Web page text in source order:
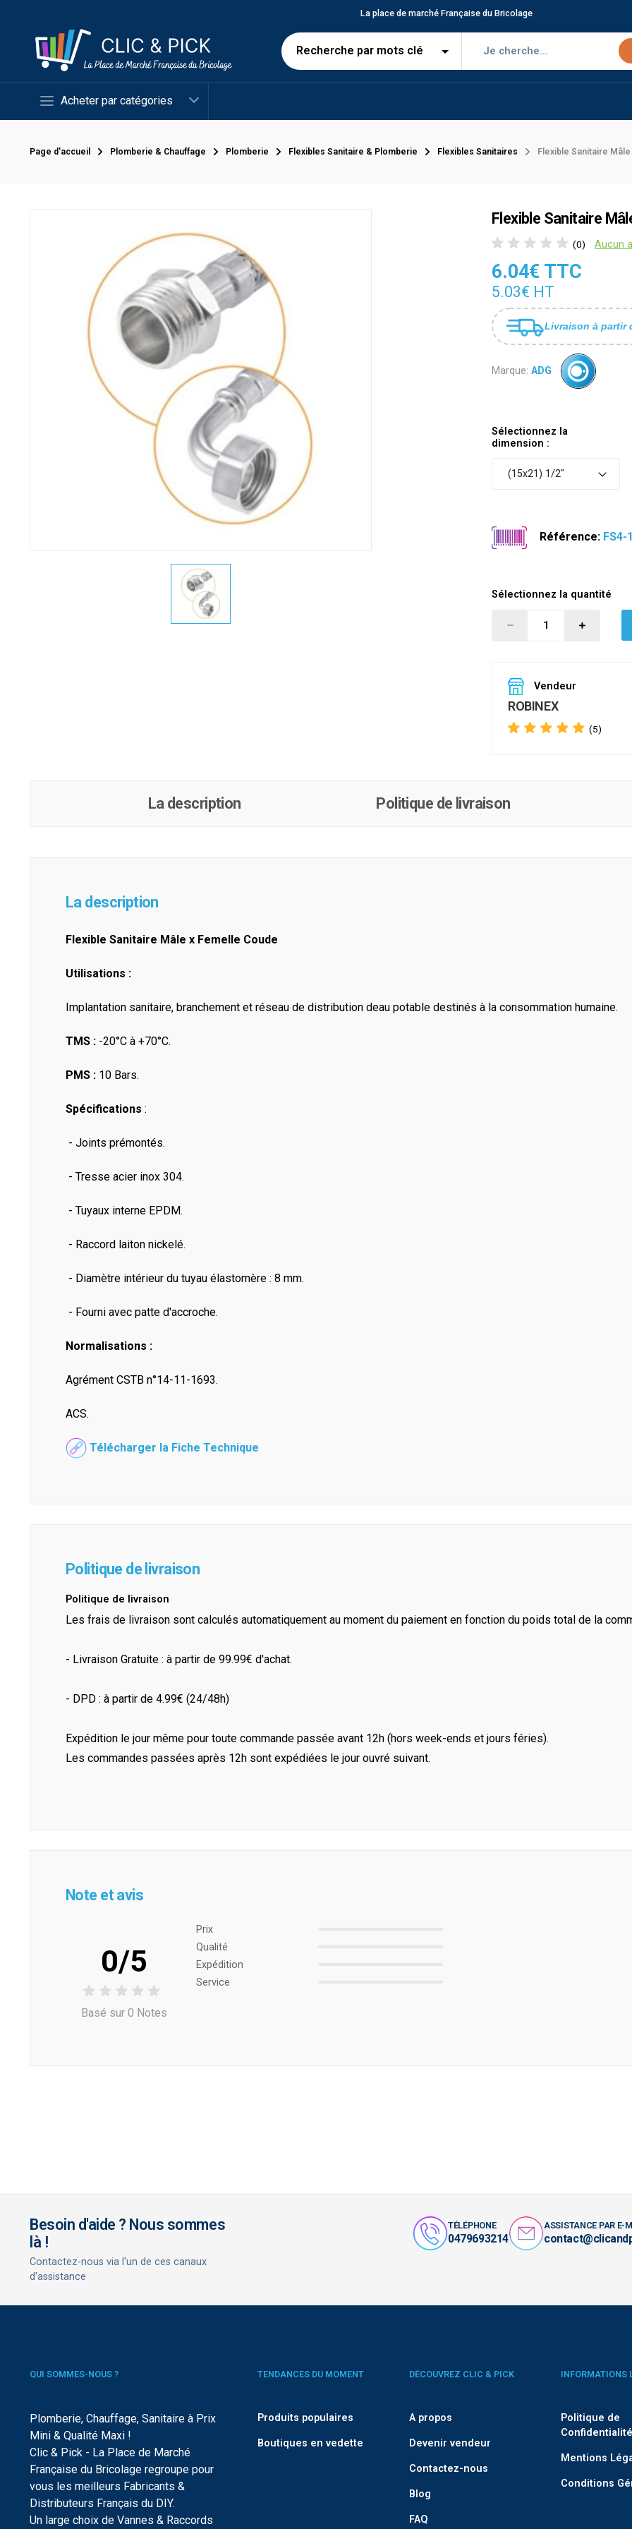
La place de marché Française du Bricolage
Acheter par catégories
Page d'accueil Plomberie & Chauffage Plomberie Flexibles Sanitaire & Plomberie Flexibles Sanitaires Flexible Sanitaire
Flexible Sanitaire
(0) Aucun
6.04€ TTC
5.03€ HT
Livraison à partir
Marque: ADG
Sélectionnez la
dimension :
(15x21) 1/2"
Référence: FS4-
Sélectionnez la quantité
Vendeur
ROBINEX
(5)
La description Politique de livraison
La description
Flexible Sanitaire Mâle x Femelle Coude
Utilisations :
Implantation sanitaire, branchement et réseau de distribution deau potable destinés à la consommation humaine.
TMS : -20°C à +70°C.
PMS : 10 Bars.
Spécifications :
- Joints prémontés.
- Tresse acier inox 304.
- Tuyaux interne EPDM.
- Raccord laiton nickelé.
- Diamètre intérieur du tuyau élastomère : 8 mm.
- Fourni avec patte d'accroche.
Normalisations :
Agrément CSTB n°14-11-1693.
ACS.
Télécharger la Fiche Technique
Politique de livraison
Politique de livraison
Les frais de livraison sont calculés automatiquement au moment du paiement en fonction du poids total de la
- Livraison Gratuite : à partir de 99.99€ d'achat.
- DPD : à partir de 4.99€ (24/48h)
Expédition le jour même pour toute commande passée avant 12h (hors week-ends et jours féries).
Les commandes passées après 12h sont expédiées le jour ouvré suivant.
Note et avis
0/5
Basé sur 0 Notes
Prix ​​
Qualité
Expédition
Service
Besoin d'aide ? Nous sommes
là !
Contactez-nous via l'un de ces canaux
d'assistance
TÉLÉPHONE
0479693214
ASSISTANCE PAR E-
QUI SOMMES-NOUS ?
Plomberie, Chauffage, Sanitaire à Prix
Mini & Qualité Maxi !
Clic & Pick - La Place de Marché
Française du Bricolage regroupe pour
vous les meilleurs Fabricants &
Distributeurs Français du DIY.
Un large choix de Vannes & Raccords
TENDANCES DU MOMENT
Produits populaires
Boutiques en vedette
DÉCOUVREZ CLIC & PICK
A propos
Devenir vendeur
Contactez-nous
Blog
FAQ
INFORMATIONS
Politique de
Confidentialité
Mentions
Conditions